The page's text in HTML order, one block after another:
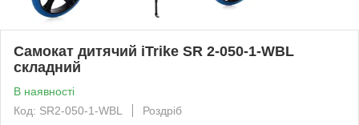
Самокат дитячий iTrike SR 2-050-1-WBL
складний
В наявності
Код: SR2-050-1-WBL
Роздріб